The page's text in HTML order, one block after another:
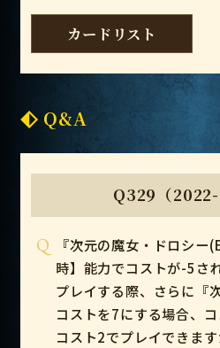
カードリスト
Q&A
Q329（2022-
Q
『次元の魔女・ドロシー
時】能力でコストが-5さ
プレイする際、さらに『
コストを7にする場合、
コスト2でプレイできます